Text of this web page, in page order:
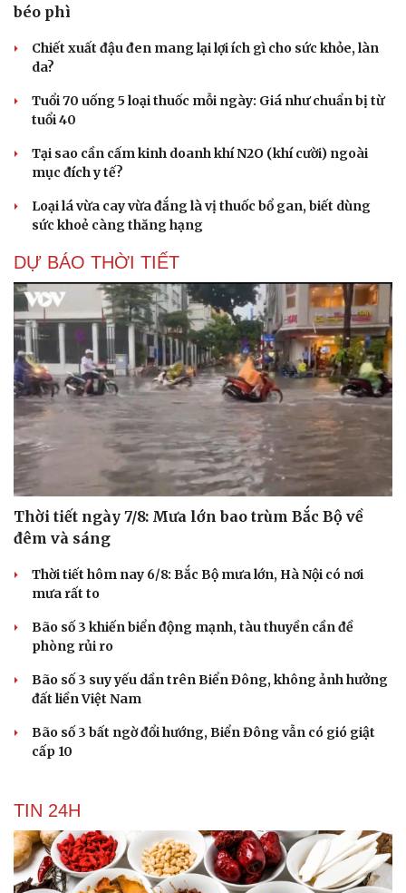
Tư vấn
Săn Tour
check-in
Đọc truyện đêm khuya
Cửa sổ tình yêu
Kể chuyện cho bé
Hạt giống tâm hồn
béo phì
Chiết xuất đậu đen mang lại lợi ích gì cho sức khỏe, làn
da?
Tuổi 70 uống 5 loại thuốc mỗi ngày: Giá như chuẩn bị từ
tuổi 40
Tại sao cần cấm kinh doanh khí N2O (khí cười) ngoài
mục đích y tế?
Loại lá vừa cay vừa đắng là vị thuốc bổ gan, biết dùng
sức khoẻ càng thăng hạng
DỰ BÁO THỜI TIẾT
Thời tiết ngày 7/8: Mưa lớn bao trùm Bắc Bộ về
đêm và sáng
Thời tiết hôm nay 6/8: Bắc Bộ mưa lớn, Hà Nội có nơi
mưa rất to
Bão số 3 khiến biển động mạnh, tàu thuyền cần đề
phòng rủi ro
Bão số 3 suy yếu dần trên Biển Đông, không ảnh hưởng
đất liền Việt Nam
Bão số 3 bất ngờ đổi hướng, Biển Đông vẫn có gió giật
cấp 10
TIN 24H